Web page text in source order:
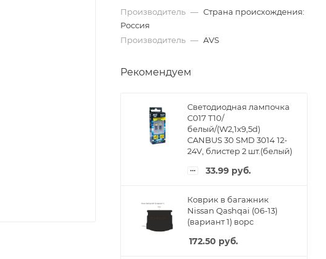
Производитель — Страна происхождения:
Россия
Производитель — AVS
Рекомендуем
Светодиодная лампочка
C017 T10/
белый/(W2,1x9,5d)
CANBUS 30 SMD 3014 12-
24V, блистер 2 шт.(белый)
33.99 руб.
Коврик в багажник
Nissan Qashqai (06-13)
(вариант 1) ворс
172.50 руб.